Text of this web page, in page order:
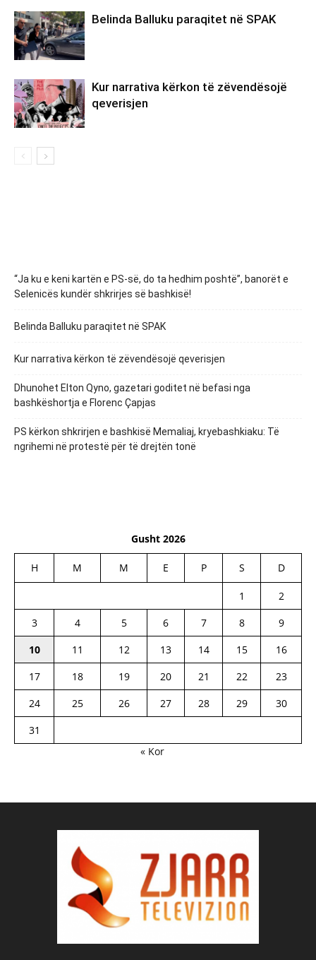
Belinda Balluku paraqitet në SPAK
Kur narrativa kërkon të zëvendësojë
qeverisjen
“Ja ku e keni kartën e PS-së, do ta hedhim poshtë”, banorët e
Selenicës kundër shkrirjes së bashkisë!
Belinda Balluku paraqitet në SPAK
Kur narrativa kërkon të zëvendësojë qeverisjen
Dhunohet Elton Qyno, gazetari goditet në befasi nga
bashkëshortja e Florenc Çapjas
PS kërkon shkrirjen e bashkisë Memaliaj, kryebashkiaku: Të
ngrihemi në protestë për të drejtën tonë
Gusht 2026
H M M E P S D
1
2
3
4 5 6 7 8
9
10
11 12 13 14 15
16
17
18 19 20 21 22
23
24
25 26 27 28 29
30
31
« Kor